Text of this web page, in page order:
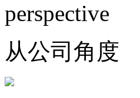
perspective
从公司角度